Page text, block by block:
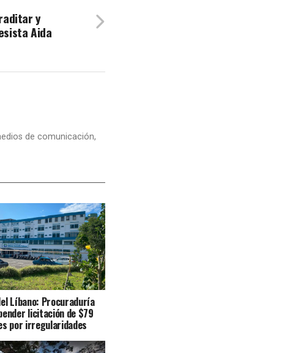
y
Aida
de comunicación,
Líbano: Procuraduría
licitación de $79
por irregularidades